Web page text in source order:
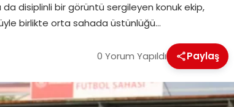
da disiplinli bir görüntü sergileyen konuk ekip,
birlikte orta sahada üstünlüğü…
0 Yorum Yapıldı Paylaş